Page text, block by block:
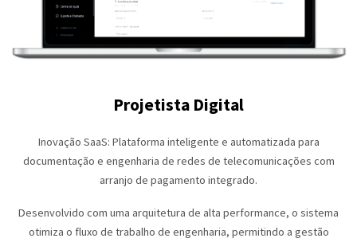
Projetista Digital
Inovação SaaS: Plataforma inteligente e automatizada para
documentação e engenharia de redes de telecomunicações com
arranjo de pagamento integrado.
Desenvolvido com uma arquitetura de alta performance, o sistema
otimiza o fluxo de trabalho de engenharia, permitindo a gestão